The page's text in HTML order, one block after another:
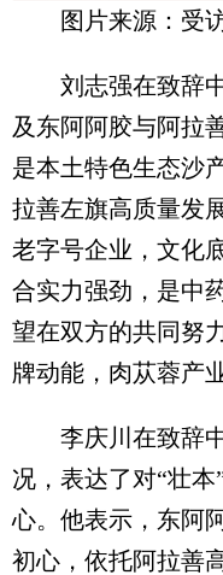
图片来源：受
刘志强在致辞中
及东阿阿胶与阿拉
是本土特色生态沙
拉善左旗高质量发
老字号企业，文化
合实力强劲，是中
望在双方的共同努
牌动能，肉苁蓉产
李庆川在致辞中
况，表达了对“壮
心。他表示，东阿
初心，依托阿拉善